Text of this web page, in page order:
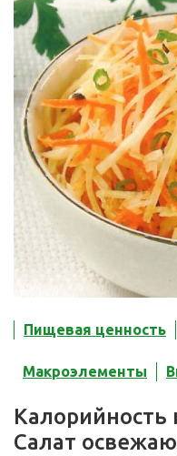
Пищевая ценность
Макроэлементы
Калорийность
Салат